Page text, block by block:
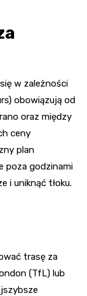
w zależności
obowiązują od
oraz między
ceny
plan
poza godzinami
i uniknąć tłoku.
trasę za
(TfL) lub